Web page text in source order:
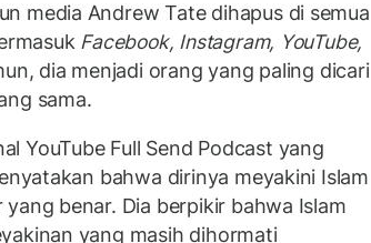
media Andrew Tate dihapus di semua
Facebook, Instagram, YouTube,
dia menjadi orang yang paling dicari
sama.
YouTube Full Send Podcast yang
bahwa dirinya meyakini Islam
benar. Dia berpikir bahwa Islam
yang masih dihormati